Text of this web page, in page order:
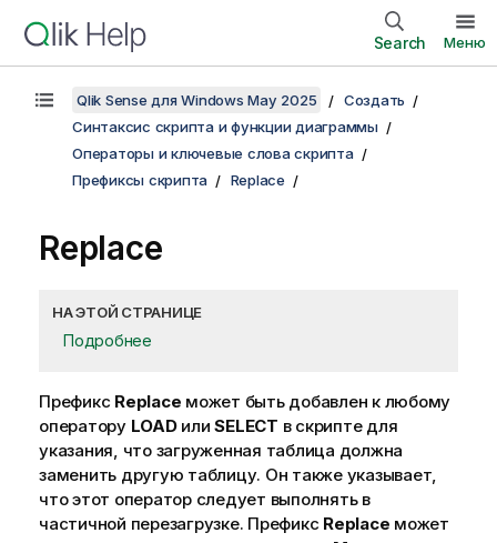
Search Меню
Qlik Sense для Windows May 2025
Создать
Синтаксис скрипта и функции диаграммы
Операторы и ключевые слова скрипта
Префиксы скрипта
Replace
Replace
НА ЭТОЙ СТРАНИЦЕ
Подробнее
Префикс Replace может быть добавлен к любому
оператору LOADилиSELECT в скрипте для
указания, что загруженная таблица должна
заменить другую таблицу. Он также указывает,
что этот оператор следует выполнять в
частичной перезагрузке. Префикс Replace может